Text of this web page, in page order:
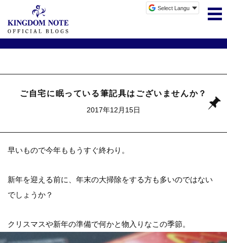
ご自宅に眠っている筆記具はございませんか？
2017年12月15日
早いもので今年ももうすぐ終わり。
新年を迎える前に、年末の大掃除をする方も多いのではない
でしょうか？
クリスマスや新年の準備で何かと物入りなこの季節。